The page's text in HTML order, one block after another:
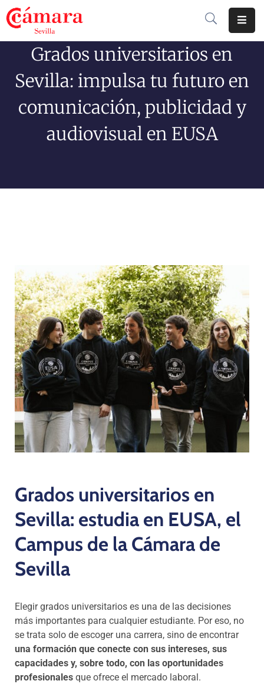
Cámara
Comercio
Soluciones
Programas
Grados universitarios en
Sevilla: impulsa tu futuro en
comunicación, publicidad y
audiovisual en EUSA
Grados universitarios en
Sevilla: estudia en EUSA, el
Campus de la Cámara de
Sevilla
Elegir grados universitarios es una de las decisiones
más importantes para cualquier estudiante. Por eso, no
se trata solo de escoger una carrera, sino de encontrar
una formación que conecte con sus intereses, sus
capacidades y, sobre todo, con las oportunidades
profesionales que ofrece el mercado laboral.